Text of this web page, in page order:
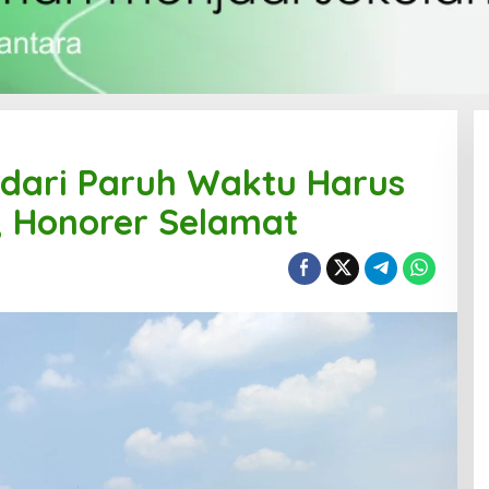
Paruh Waktu Harus
Honorer Selamat